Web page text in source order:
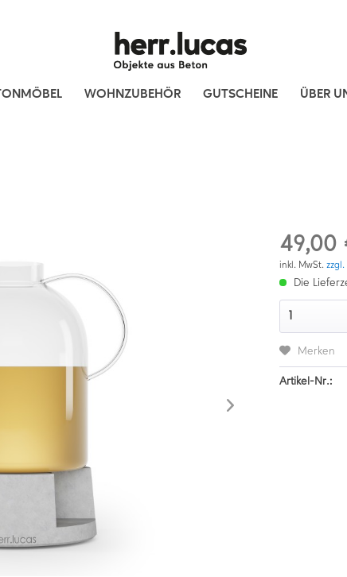
WOHNZUBEHÖR GUTSCHEINE ÜBER
49,00
inkl. MwSt.zzgl.
Die
Merken
Artikel-Nr.: